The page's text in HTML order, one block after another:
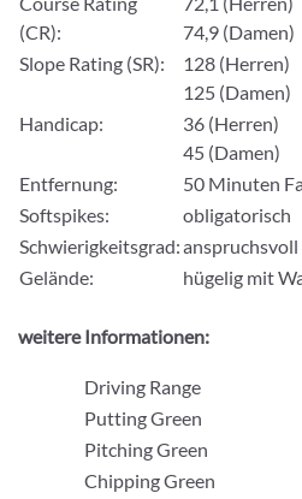
(CR):
74,9 (Damen)
Slope Rating (SR):
128 (Herren)
125 (Damen)
Handicap:
36 (Herren)
45 (Damen)
Entfernung:
50 Minuten
Softspikes:
obligatorisch
Schwierigkeitsgrad:anspruchsvoll
Gelände:
hügelig mit
weitere Informationen:
Driving Range
Putting Green
Pitching Green
Chipping Green